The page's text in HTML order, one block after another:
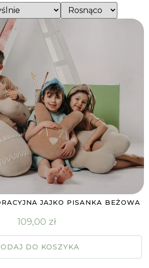
JAJKO PISANKA BEŻOWA
109,00 zł
DO KOSZYKA